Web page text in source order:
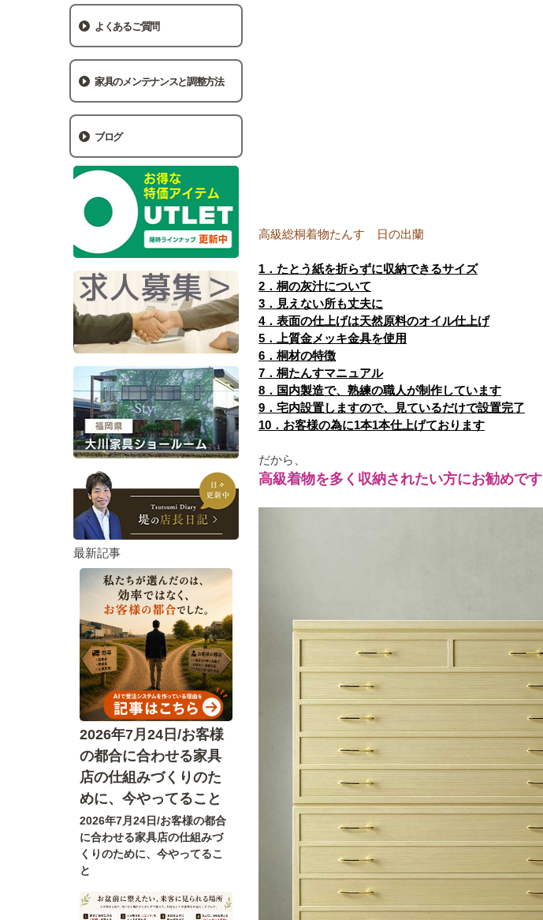
よくあるご質問
家具のメンテナンスと調整方法
ブログ
最新記事
2026年7月24日/お客様
の都合に合わせる家具
店の仕組みづくりのた
めに、今やってること
2026年7月24日/お客様の都合
に合わせる家具店の仕組みづ
くりのために、今やってるこ
と
高級総桐着物たんす 日の出蘭
1．たとう紙を折らずに収納できるサイズ
2．桐の灰汁について
3．見えない所も丈夫に
4．表面の仕上げは天然原料のオイル仕上げ
5．上質金メッキ金具を使用
6．桐材の特徴
7．桐たんすマニュアル
8．国内製造で、熟練の職人が制作しています
9．宅内設置しますので、見ているだけで設置完了
10．お客様の為に1本1本仕上げております
だから、
高級着物を多く収納されたい方にお勧めです